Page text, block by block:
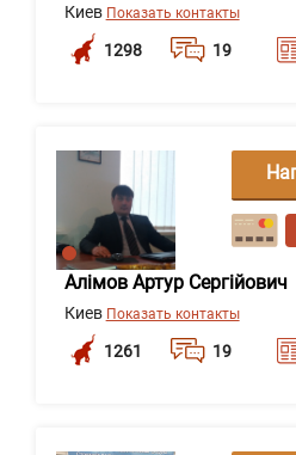
Киев Показать контакты
1298 19
Алімов Артур Сергійович
Киев Показать контакты
1261 19